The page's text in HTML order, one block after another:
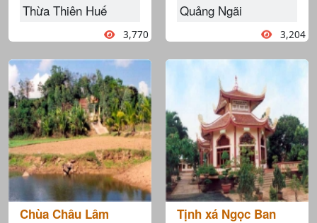
Thừa Thiên Huế
3,770
Chùa Châu Lâm
Quảng Ngãi
3,204
Tịnh xá Ngọc Ban